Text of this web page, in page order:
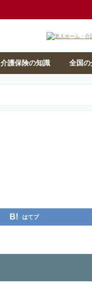
介護保険の知識 全国の
はてブ